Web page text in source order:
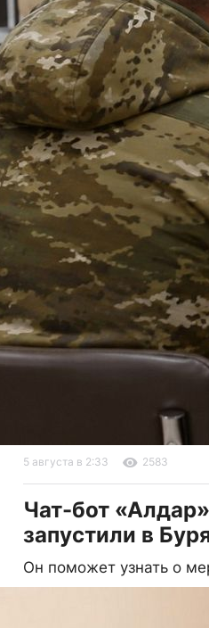
5 августа в 2:33 2583
Чат-бот
запустили в
Он поможет узнать о